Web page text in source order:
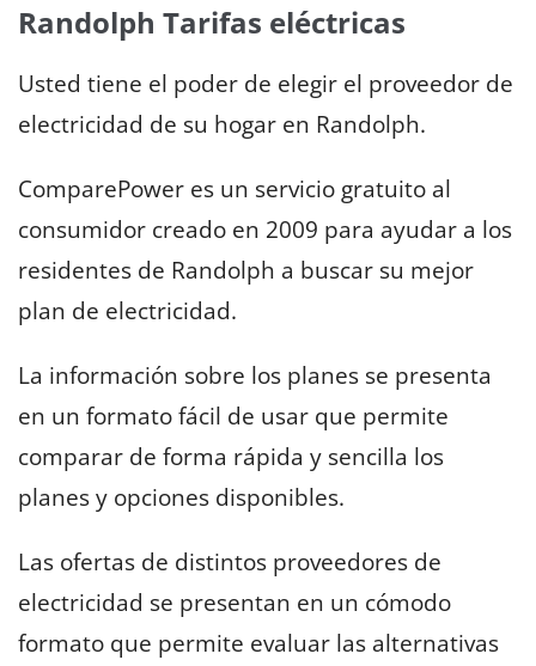
Randolph Tarifas eléctricas
Usted tiene el poder de elegir el proveedor de
electricidad de su hogar en Randolph.
ComparePower es un servicio gratuito al
consumidor creado en 2009 para ayudar a los
residentes de Randolph a buscar su mejor
plan de electricidad.
La información sobre los planes se presenta
en un formato fácil de usar que permite
comparar de forma rápida y sencilla los
planes y opciones disponibles.
Las ofertas de distintos proveedores de
electricidad se presentan en un cómodo
formato que permite evaluar las alternativas